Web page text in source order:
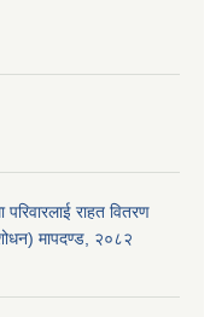
परिवारलाई राहत वितरण
मापदण्ड, २०८२